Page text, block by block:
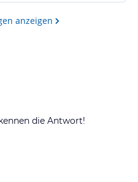
anzeigen
die Antwort!